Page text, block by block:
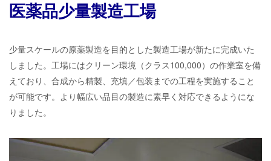
医薬品少量製造工場
少量スケールの原薬製造を目的とした製造工場が新たに完成いた
しました。 工場にはクリーン環境（クラス100,000）の作業室を備
えており、合成から精製、充填／包装までの工程を実施すること
が可能です。より幅広い品目の製造に素早く対応できるようにな
りました。